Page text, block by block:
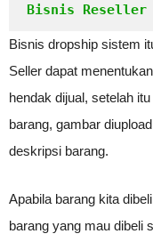
Bisnis Reseller
Bisnis dropship sistem
Seller dapat
hendak dijual, setelah
barang, gambar
deskripsi barang.
Apabila barang kita
barang yang mau dibeli